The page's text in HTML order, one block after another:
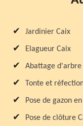
Jardinier Caix
Elagueur Caix
Abattage d'arbre
Tonte et
Pose de gazon
Pose de clôture